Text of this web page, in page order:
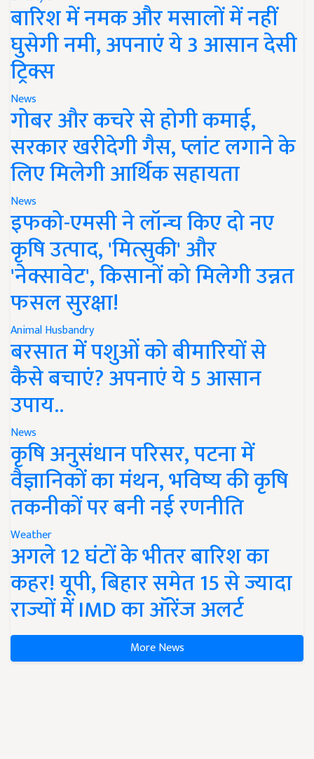
बारिश में नमक और मसालों में नहीं
घुसेगी नमी, अपनाएं ये 3 आसान देसी
ट्रिक्स
News
गोबर और कचरे से होगी कमाई,
सरकार खरीदेगी गैस, प्लांट लगाने के
लिए मिलेगी आर्थिक सहायता
News
इफको-एमसी ने लॉन्च किए दो नए
कृषि उत्पाद, 'मित्सुकी' और
'नेक्सावेट', किसानों को मिलेगी उन्नत
फसल सुरक्षा!
Animal Husbandry
बरसात में पशुओं को बीमारियों से
कैसे बचाएं? अपनाएं ये 5 आसान
उपाय..
News
कृषि अनुसंधान परिसर, पटना में
वैज्ञानिकों का मंथन, भविष्य की कृषि
तकनीकों पर बनी नई रणनीति
Weather
अगले 12 घंटों के भीतर बारिश का
कहर! यूपी, बिहार समेत 15 से ज्यादा
राज्यों में IMD का ऑरेंज अलर्ट
More News